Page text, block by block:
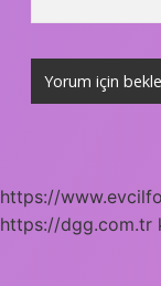
https://
https://dgg.com.tr